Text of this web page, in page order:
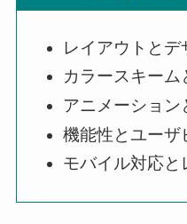
レイアウトとデ
カラースキーム
アニメーション
機能性とユーザ
モバイル対応と